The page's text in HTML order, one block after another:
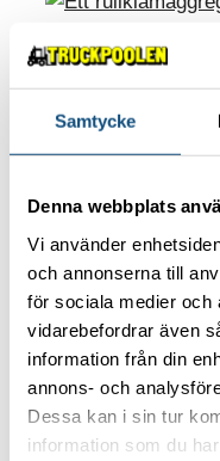
Samtycke
Denna webbplats
Vi använder
och annonserna till
för sociala medier och
vidarebefordrar även
information från din
annons- och
Dessa kan i sin tur
information som du
OUR MOST